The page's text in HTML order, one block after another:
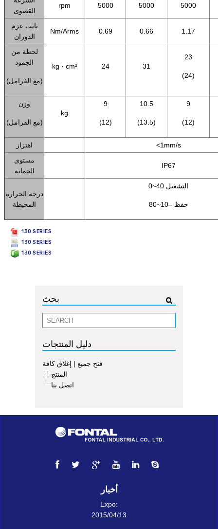
القصوى
rpm 5000 5000 5000
ثابت عزم
الدوران
Nm/Arms 0.69 0.66 1.17
لحظة من
الجمود
(مع الفرامل)
kg · cm² 24 31
23
(24)
وزن
(مع الفرامل)
kg
9
(12)
10.5
(13.5)
9
(12)
اهتزاز
<1mm/s
مستوى
الحماية
IP67
درجة الحرارة
المحيطة
0~40 التشغيل
حفظ –10~80
130 SERIES
130 SERIES
130 SERIES
بحث
دليل المنتجات
فتح جميع | إغلاق كافة
المنتج
اتصل بنا
أخبار
Expo:
2015/04/13